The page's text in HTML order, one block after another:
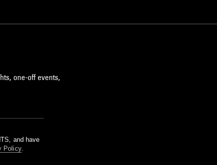
one-off events,
and have
Policy.